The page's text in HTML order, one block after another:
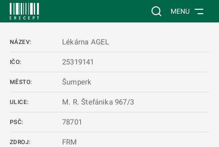
Vyhledávání na
MENU
NÁZEV: Lékárna AGEL
IČO: 25319141
MĚSTO: Šumperk
ULICE: M. R. Štefánika 967/3
PSČ: 78701
ZDROJ: FRM